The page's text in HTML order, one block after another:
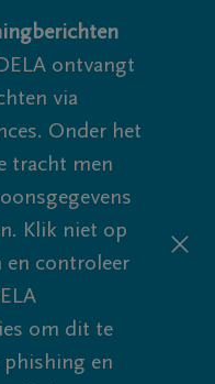
ontvangt
via
Onder het
tracht men
Klik niet op
en controleer
om dit te
en